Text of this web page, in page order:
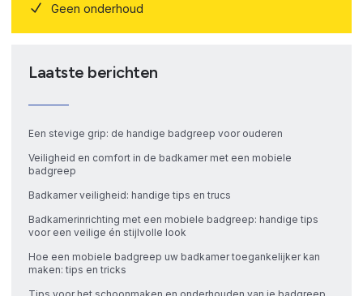
Geen onderhoud
Laatste berichten
Een stevige grip: de handige badgreep voor ouderen
Veiligheid en comfort in de badkamer met een mobiele
badgreep
Badkamer veiligheid: handige tips en trucs
Badkamerinrichting met een mobiele badgreep: handige tips
voor een veilige én stijlvolle look
Hoe een mobiele badgreep uw badkamer toegankelijker kan
maken: tips en tricks